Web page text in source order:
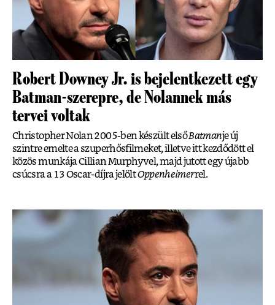
Robert Downey Jr. is bejelentkezett egy
Batman-szerepre, de Nolannek más
tervei voltak
Christopher Nolan 2005-ben készült elsőBatmanje új
szintre emelte a szuperhősfilmeket, illetve itt kezdődött el
közös munkája Cillian Murphyvel, majd jutott egy újabb
csúcsra a 13 Oscar-díjra jelöltOppenheimerrel.